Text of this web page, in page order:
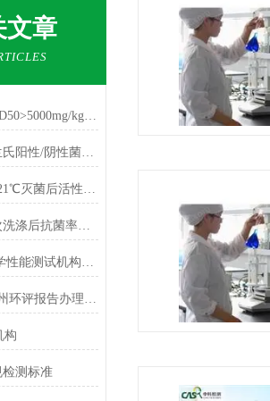
文章
低毒性抗菌剂检测（LD50>5000mg/kg验证）
广谱抗菌剂检测（革兰氏阳性/阴性菌全项）
耐高温抗菌剂检测（121℃灭菌后活性测试）
长效抗菌剂检测（50次洗涤后抗菌率保持）
热学性能测试方法 热学性能测试机构及测试标准
广州环评找哪里做_广州环评报告办理公司
构
测标准